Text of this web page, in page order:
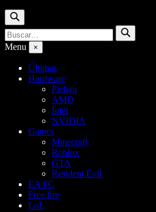
Buscar
Buscar
por:
Buscar
Menu ×
Últimas
Hardware
Pichau
AMD
Intel
NVIDIA
Games
Minecraft
Roblox
GTA
Resident Evil
EA FC
Free fire
LoL